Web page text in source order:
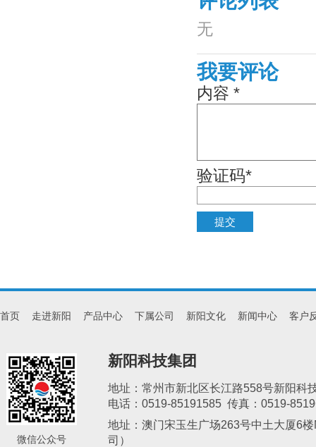
无
我要评论
内容 *
验证码*
首页 走进新阳 产品中心 下属公司 新阳文化 新闻中心 客户
微信公众号
新阳科技集团
地址：常州市新北区长江路558号新阳科
电话：0519-85191585 传真：0519-
地址：澳门宋玉生广场263号中土大厦6
司）